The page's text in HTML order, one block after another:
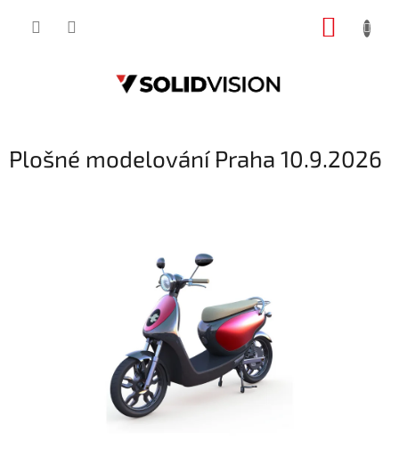
Plošné modelování Praha 10.9.2026